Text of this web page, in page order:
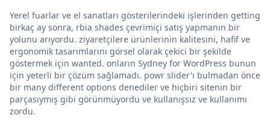
Yerel fuarlar ve el sanatları gösterilerindeki işlerinden getting
birkaç ay sonra, rbia shades çevrimiçi satış yapmanın bir
yolunu arıyordu. ziyaretçilere ürünlerinin kalitesini, hafif ve
ergonomik tasarımlarını görsel olarak çekici bir şekilde
göstermek için wanted. onların Sydney for WordPress bunun
için yeterli bir çözüm sağlamadı. powr slider'ı bulmadan önce
bir many different options denediler ve hiçbiri sitenin bir
parçasıymış gibi görünmüyordu ve kullanışsız ve kullanımı
zordu.